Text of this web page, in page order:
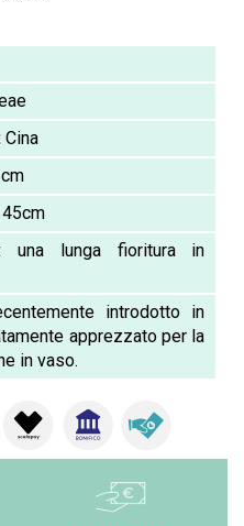
Cina
45cm
una lunga fioritura in
introdotto in
apprezzato per la
in vaso.